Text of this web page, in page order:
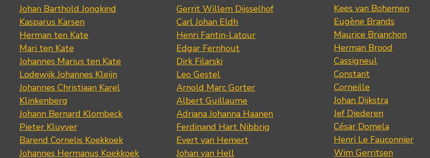
Johan Barthold Jongkind
Kasparus Karsen
Herman ten Kate
Mari ten Kate
Johannes Marius ten Kate
Lodewijk Johannes Kleijn
Johannes Christiaan Karel
Klinkenberg
Johann Bernard Klombeck
Pieter Kluyver
Barend Cornelis Koekkoek
Johannes Hermanus Koekkoek
Gerrit Willem Dijsselhof
Carl Johan Eldh
Henri Fantin-Latour
Edgar Fernhout
Dirk Filarski
Leo Gestel
Arnold Marc Gorter
Albert Guillaume
Adriana Johanna Haanen
Ferdinand Hart Nibbrig
Evert van Hemert
Johan van Hell
Kees van Bohemen
Eugène Brands
Maurice Brianchon
Herman Brood
Cassigneul
Constant
Corneille
Johan Dijkstra
Jef Diederen
César Domela
Henri Le Fauconnier
Wim Gerritsen